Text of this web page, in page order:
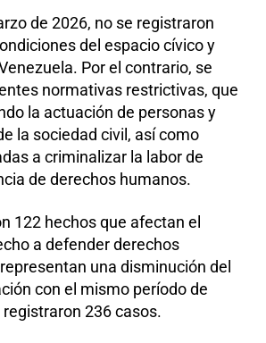
de 2026, no se registraron
del espacio cívico y
Por el contrario, se
normativas restrictivas, que
la actuación de personas y
la sociedad civil, así como
a criminalizar la labor de
de derechos humanos.
122 hechos que afectan el
a defender derechos
una disminución del
con el mismo período de
236 casos.